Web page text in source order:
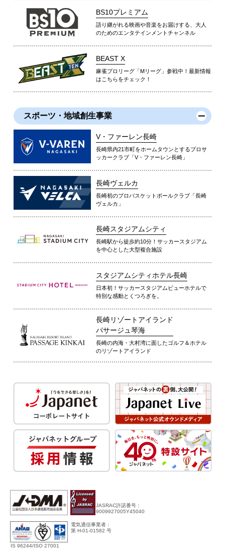
BS10プレミアム
語り継がれる映画や音楽をお届けする、大人
のためのエンタテインメントチャンネル
BEAST X
麻雀プロリーグ「Mリーグ」参戦中！最新情報
はこちらをチェック！
スポーツ・地域創生事業
V・ファーレン長崎
長崎県内21市町をホームタウンとするプロサ
ッカークラブ「V・ファーレン長崎」
長崎ヴェルカ
長崎初のプロバスケットボールクラブ「長崎
ヴェルカ」
長崎スタジアムシティ
長崎駅から徒歩約10分！サッカースタジアム
を中心とした大型複合施設
スタジアムシティホテル長崎
日本初！サッカースタジアムビューホテルで
特別な感動とくつろぎを。
長崎リゾートアイランド
パサージュ琴海
長崎の内海・大村湾に面したゴルフ＆ホテル
のリゾートアイランド
JASRAC許諾番号：
9009927005Y45040
IS 96244/ISO 27001
電気通信事業者：
第 H-01-01582 号